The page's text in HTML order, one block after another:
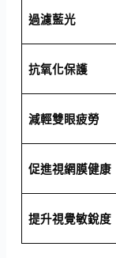
過濾藍光
抗氧化保護
減輕雙眼疲勞
促進視網膜健康
提升視覺敏銳度